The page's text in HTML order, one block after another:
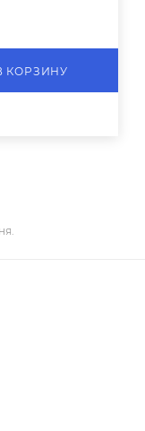
КОРЗИНУ